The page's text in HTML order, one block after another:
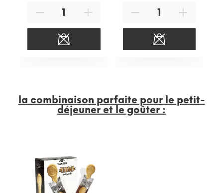
la combinaison parfaite pour le petit-
déjeuner et le goûter :